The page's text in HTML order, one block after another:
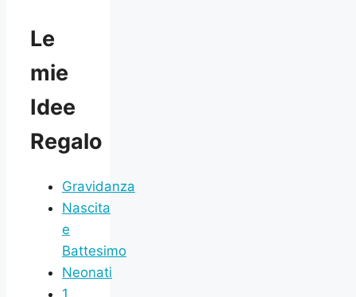
Le
mie
Idee
Regalo
Gravidanza
Nascita
e
Battesimo
Neonati